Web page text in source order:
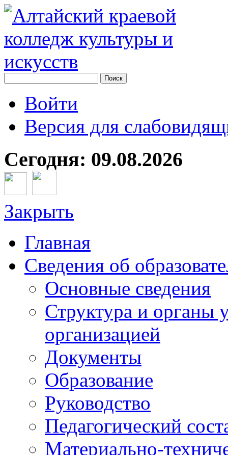
Войти
Версия для
Сегодня: 09.08.2026
Закрыть
Главная
Сведения об
Основные сведения
Структура и органы
организацией
Документы
Образование
Руководство
Педагогический
Материально-